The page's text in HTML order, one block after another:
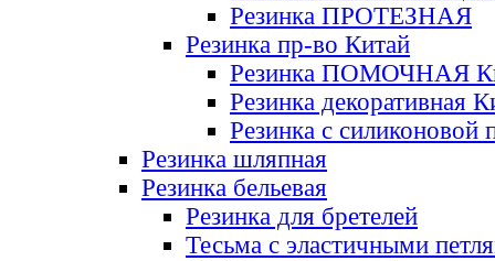
Резинка ПРОТЕЗНАЯ
Резинка пр-во Китай
Резинка ПОМОЧНАЯ
Резинка декоративная
Резинка с силиконовой
Резинка шляпная
Резинка бельевая
Резинка для бретелей
Тесьма с эластичными